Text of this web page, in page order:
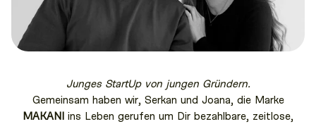
Junges StartUp von jungen Gründern.
Gemeinsam haben wir, Serkan und Joana, die Marke
MAKANI
ins Leben gerufen um Dir bezahlbare, zeitlose,